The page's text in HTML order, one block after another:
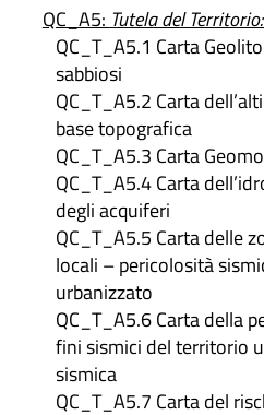
QC_A5: Tutela del
QC_T_A5.1 Carta
sabbiosi
QC_T_A5.2 Carta
base topografica
QC_T_A5.3 Carta
QC_T_A5.4 Carta
degli acquiferi
QC_T_A5.5 Carta delle
locali – pericolosità
urbanizzato
QC_T_A5.6 Carta della
fini sismici del territorio
sismica
QC_T_A5.7 Carta del